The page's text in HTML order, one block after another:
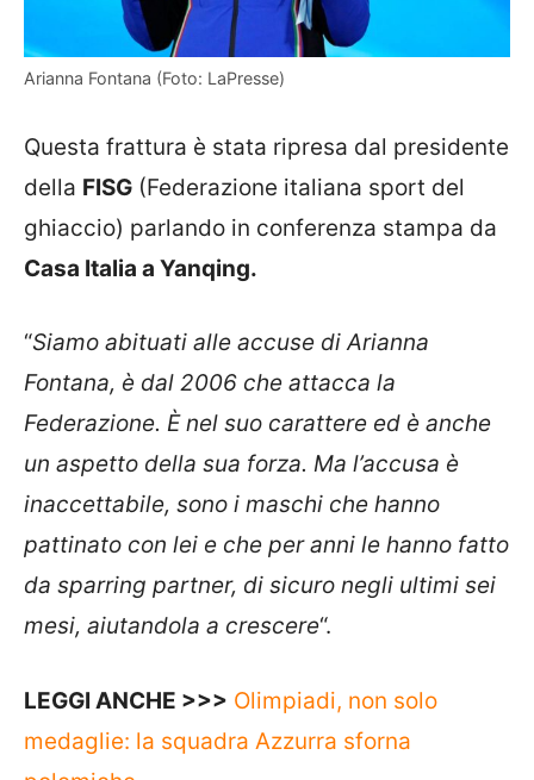
Arianna Fontana (Foto: LaPresse)
Questa frattura è stata ripresa dal presidente
della FISG (Federazione italiana sport del
ghiaccio) parlando in conferenza stampa da
Casa Italia a Yanqing.
“Siamo abituati alle accuse di Arianna
Fontana, è dal 2006 che attacca la
Federazione. È nel suo carattere ed è anche
un aspetto della sua forza. Ma l’accusa è
inaccettabile, sono i maschi che hanno
pattinato con lei e che per anni le hanno fatto
da sparring partner, di sicuro negli ultimi sei
mesi, aiutandola a crescere“.
LEGGI ANCHE >>> Olimpiadi, non solo
medaglie: la squadra Azzurra sforna